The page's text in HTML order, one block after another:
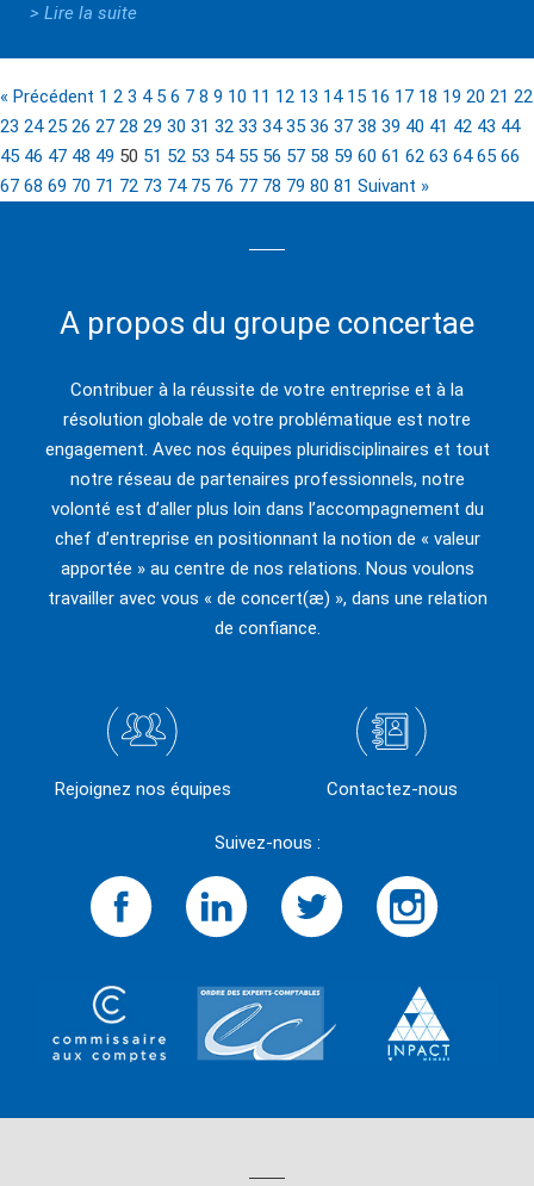
> Lire la suite
« Précédent 1 2 3 4 5 6 7 8 9 10 11 12 13 14 15 16 17 18 19 20 21 22
23 24 25 26 27 28 29 30 31 32 33 34 35 36 37 38 39 40 41 42 43 44
45 46 47 48 49 50 51 52 53 54 55 56 57 58 59 60 61 62 63 64 65 66
67 68 69 70 71 72 73 74 75 76 77 78 79 80 81 Suivant »
A propos du groupe concertae
Contribuer à la réussite de votre entreprise et à la
résolution globale de votre problématique est notre
engagement. Avec nos équipes pluridisciplinaires et tout
notre réseau de partenaires professionnels, notre
volonté est d’aller plus loin dans l’accompagnement du
chef d’entreprise en positionnant la notion de « valeur
apportée » au centre de nos relations. Nous voulons
travailler avec vous « de concert(æ) », dans une relation
de confiance.
Suivez-nous :
Rejoignez nos équipes Contactez-nous